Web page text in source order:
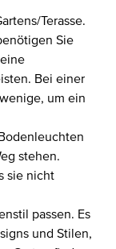
Terasse.
Sie
Bei einer
um ein
stehen.
sie nicht
passen. Es
und Stilen,